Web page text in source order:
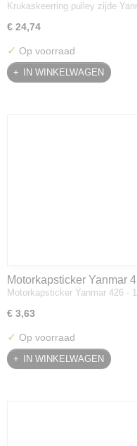
Deere - 119934-01800
Krukaskeerring pulley zijde
€ 24,74
✓ Op voorraad
IN WINKELWAGEN
Motorkapsticker Yanmar
Motorkapsticker Yanmar 426 -
€ 3,63
✓ Op voorraad
IN WINKELWAGEN